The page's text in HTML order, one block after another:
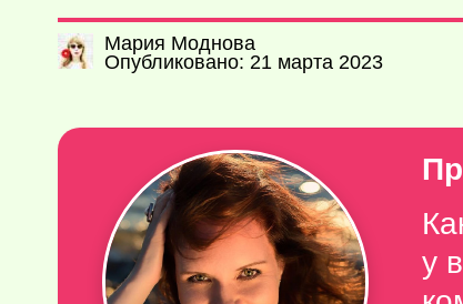
Мария Моднова
Опубликовано: 21 марта 2023
у